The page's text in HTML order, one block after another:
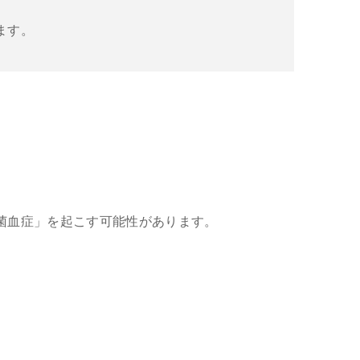
。
症」を起こす可能性があります。